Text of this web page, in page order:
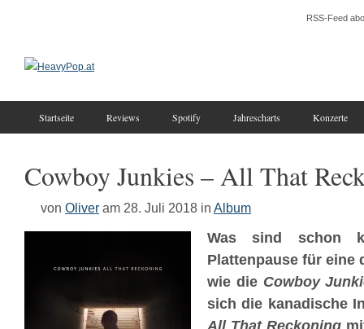
RSS-Feed
Startseite Reviews Spotify Jahrescharts Konzerte
Cowboy Junkies – All That
von Oliver am 28. Juli 2018 in Album
Was sind schon
Plattenpause für eine
wie die Cowboy
sich die kanadische
All That Reckoning